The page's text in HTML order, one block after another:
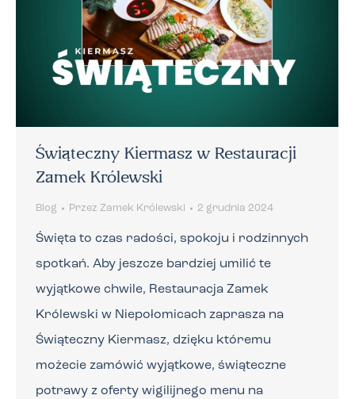
Świąteczny Kiermasz w Restauracji
Zamek Królewski
Blog Przez Zamek Królewski 2 grudnia 2024
Święta to czas radości, spokoju i rodzinnych
spotkań. Aby jeszcze bardziej umilić te
wyjątkowe chwile, Restauracja Zamek
Królewski w Niepołomicach zaprasza na
Świąteczny Kiermasz, dzięku któremu
możecie zamówić wyjątkowe, świąteczne
potrawy z oferty wigilijnego menu na